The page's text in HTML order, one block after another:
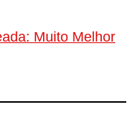
Muito Melhor